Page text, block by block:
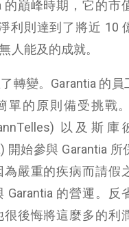
的巔峰時期，它的市
利則達到了將近 10
人能及的成就。
轉變。Garantia 的員
單的原則備受挑戰
以及斯庫
開始參與 Garantia 所
嚴重的疾病而請假
Garantia 的營運。反
後悔將這麼多的利